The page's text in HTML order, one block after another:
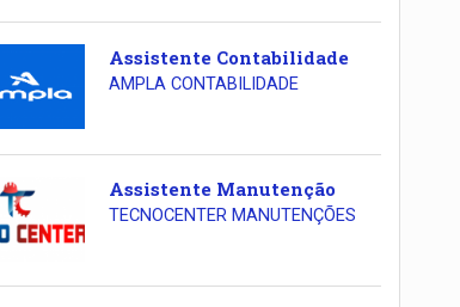
Assistente Contabilidade
AMPLA CONTABILIDADE
Assistente Manutenção
TECNOCENTER MANUTENÇÕES